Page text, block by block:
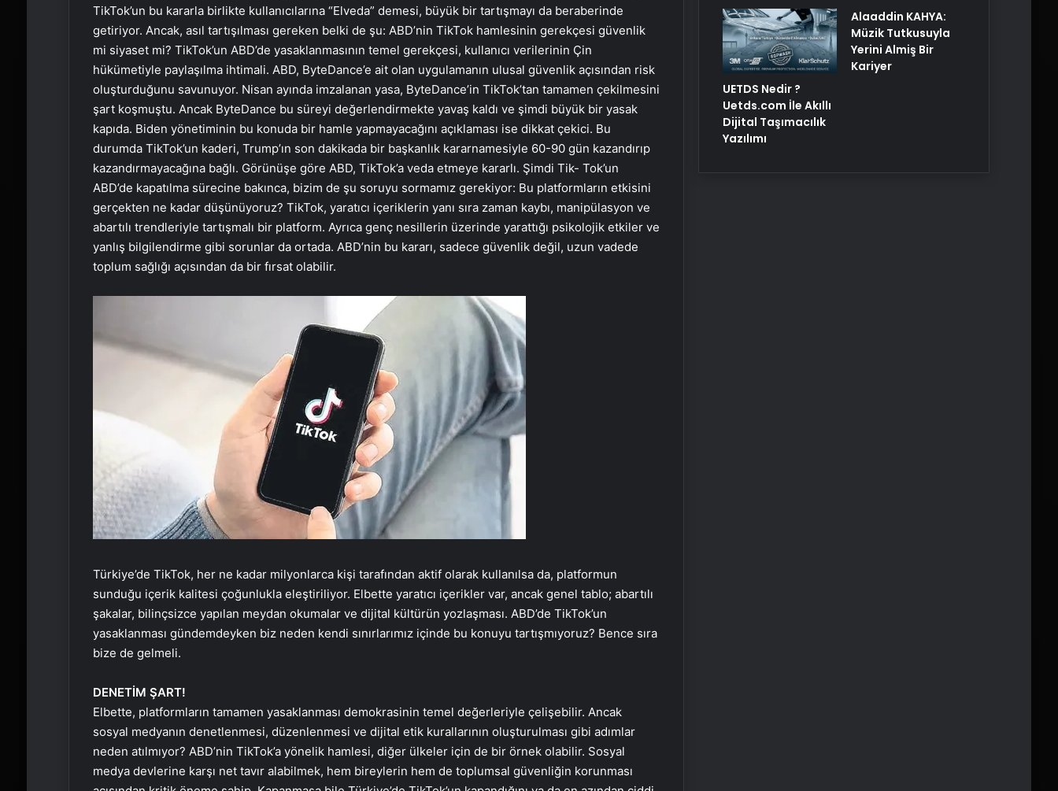
TikTok’un bu kararla birlikte kullanıcılarına “Elveda” demesi, büyük bir tartışmayı da beraberinde
getiriyor. Ancak, asıl tartışılması gereken belki de şu: ABD’nin TikTok hamlesinin gerekçesi güvenlik
mi siyaset mi? TikTok’un ABD’de yasaklanmasının temel gerekçesi, kullanıcı verilerinin Çin
hükümetiyle paylaşılma ihtimali. ABD, ByteDance’e ait olan uygulamanın ulusal güvenlik açısından risk
oluşturduğunu savunuyor. Nisan ayında imzalanan yasa, ByteDance’in TikTok’tan tamamen çekilmesini
şart koşmuştu. Ancak ByteDance bu süreyi değerlendirmekte yavaş kaldı ve şimdi büyük bir yasak
kapıda. Biden yönetiminin bu konuda bir hamle yapmayacağını açıklaması ise dikkat çekici. Bu
durumda TikTok’un kaderi, Trump’ın son dakikada bir başkanlık kararnamesiyle 60-90 gün kazandırıp
kazandırmayacağına bağlı. Görünüşe göre ABD, TikTok’a veda etmeye kararlı. Şimdi Tik- Tok’un
ABD’de kapatılma sürecine bakınca, bizim de şu soruyu sormamız gerekiyor: Bu platformların etkisini
gerçekten ne kadar düşünüyoruz? TikTok, yaratıcı içeriklerin yanı sıra zaman kaybı, manipülasyon ve
abartılı trendleriyle tartışmalı bir platform. Ayrıca genç nesillerin üzerinde yarattığı psikolojik etkiler ve
yanlış bilgilendirme gibi sorunlar da ortada. ABD’nin bu kararı, sadece güvenlik değil, uzun vadede
toplum sağlığı açısından da bir fırsat olabilir.
Türkiye’de TikTok, her ne kadar milyonlarca kişi tarafından aktif olarak kullanılsa da, platformun
sunduğu içerik kalitesi çoğunlukla eleştiriliyor. Elbette yaratıcı içerikler var, ancak genel tablo; abartılı
şakalar, bilinçsizce yapılan meydan okumalar ve dijital kültürün yozlaşması. ABD’de TikTok’un
yasaklanması gündemdeyken biz neden kendi sınırlarımız içinde bu konuyu tartışmıyoruz? Bence sıra
bize de gelmeli.
DENETİM ŞART!
Elbette, platformların tamamen yasaklanması demokrasinin temel değerleriyle çelişebilir. Ancak
sosyal medyanın denetlenmesi, düzenlenmesi ve dijital etik kurallarının oluşturulması gibi adımlar
neden atılmıyor? ABD’nin TikTok’a yönelik hamlesi, diğer ülkeler için de bir örnek olabilir. Sosyal
medya devlerine karşı net tavır alabilmek, hem bireylerin hem de toplumsal güvenliğin korunması
UETDS Nedir ?
Uetds.com İle Akıllı
Dijital Taşımacılık
Yazılımı
Alaaddin KAHYA:
Müzik Tutkusuyla
Yerini Almiş Bir
Kariyer